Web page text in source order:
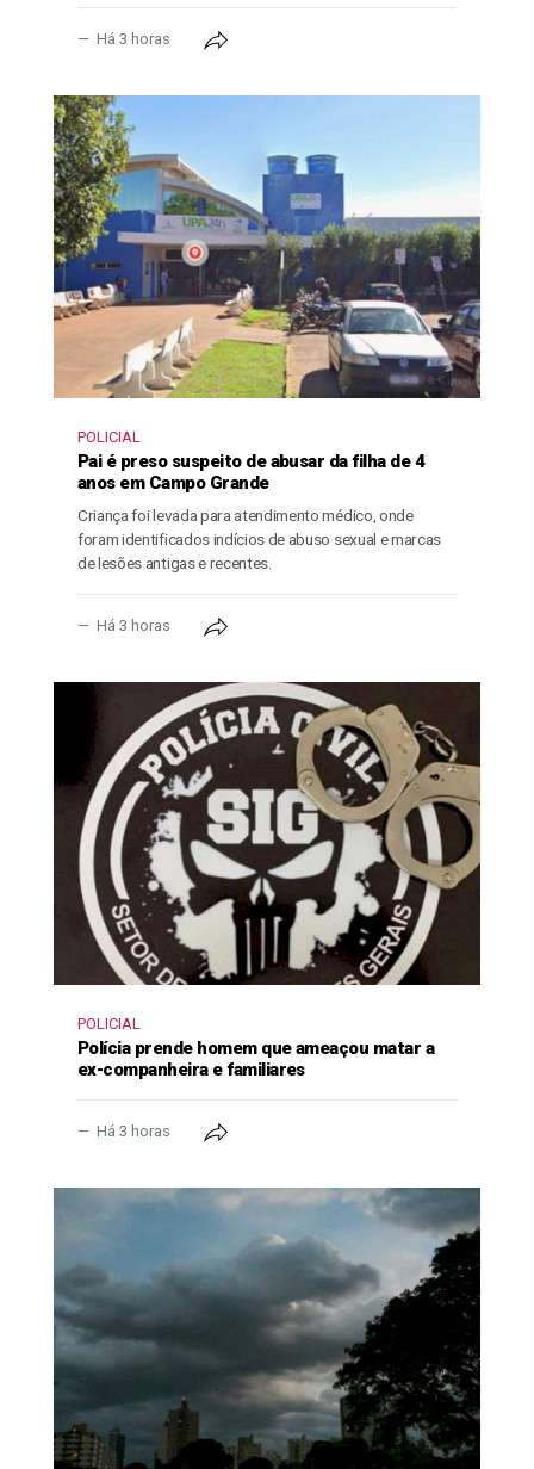
Há 3 horas
POLICIAL
Pai é preso suspeito de abusar da filha de 4
anos em Campo Grande
Criança foi levada para atendimento médico, onde
foram identificados indícios de abuso sexual e marcas
de lesões antigas e recentes.
Há 3 horas
POLICIAL
Polícia prende homem que ameaçou matar a
ex-companheira e familiares
Há 3 horas